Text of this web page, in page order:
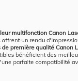
multifonction Canon
offrent un rendu
première qualité Canon
bénéficient des
parfaite compatibilité